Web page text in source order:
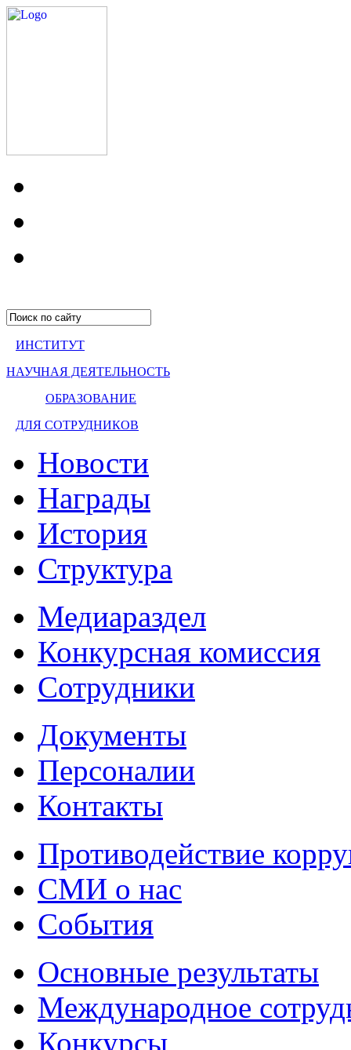
ИНСТИТУТ
НАУЧНАЯ ДЕЯТЕЛЬНОСТЬ
ОБРАЗОВАНИЕ
ДЛЯ СОТРУДНИКОВ
Новости
Награды
История
Структура
Медиараздел
Конкурсная комиссия
Сотрудники
Документы
Персоналии
Контакты
Противодействие
СМИ о нас
События
Основные результаты
Международное
Конкурсы